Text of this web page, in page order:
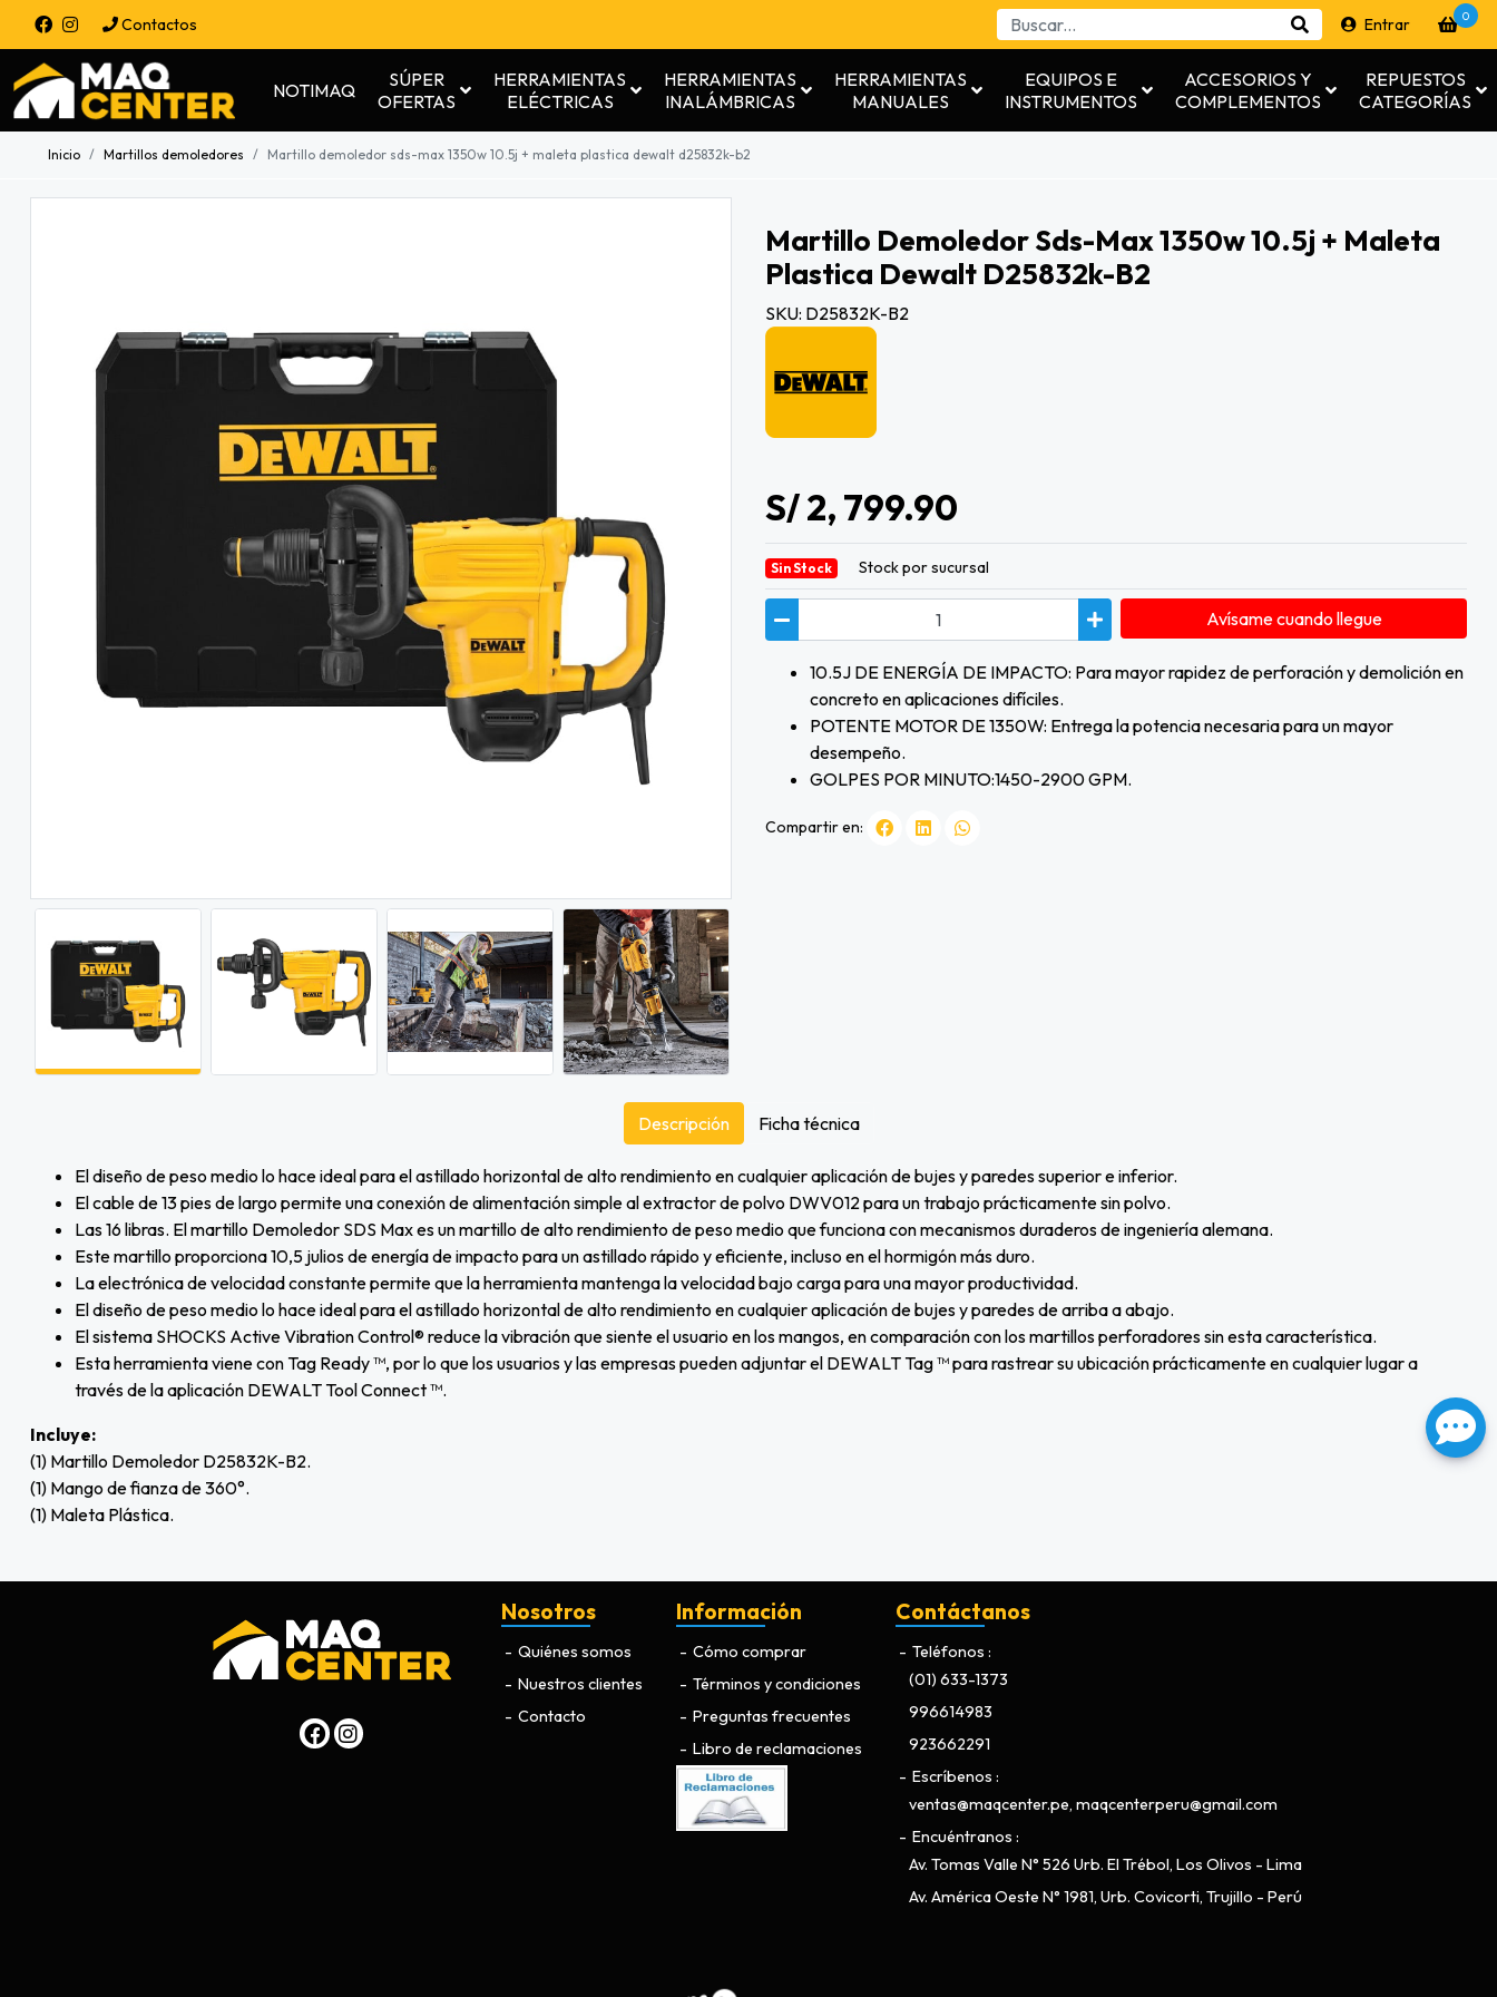
Contactos Entrar 0
NOTIMAQ
SÚPER
OFERTAS
HERRAMIENTAS
ELÉCTRICAS
HERRAMIENTAS
INALÁMBRICAS
HERRAMIENTAS
MANUALES
EQUIPOS E
INSTRUMENTOS
ACCESORIOS Y
COMPLEMENTOS
REPUESTOS
CATEGORÍAS
Inicio Martillos demoledores Martillo demoledor sds-max 1350w 10.5j + maleta plastica dewalt d25832k-b2
Martillo Demoledor Sds-Max 1350w 10.5j + Maleta
Plastica Dewalt D25832k-B2
SKU: D25832K-B2
S/ 2, 799.90
Sin Stock Stock por sucursal
Avísame cuando llegue
10.5J DE ENERGÍA DE IMPACTO: Para mayor rapidez de perforación y demolición en
concreto en aplicaciones difíciles.
POTENTE MOTOR DE 1350W: Entrega la potencia necesaria para un mayor
desempeño.
GOLPES POR MINUTO:1450-2900 GPM.
Compartir en:
El diseño de peso medio lo hace ideal para el astillado horizontal de alto rendimiento en cualquier aplicación de bujes y paredes superior e inferior.
El cable de 13 pies de largo permite una conexión de alimentación simple al extractor de polvo DWV012 para un trabajo prácticamente sin polvo.
Las 16 libras. El martillo Demoledor SDS Max es un martillo de alto rendimiento de peso medio que funciona con mecanismos duraderos de ingeniería alemana.
Este martillo proporciona 10,5 julios de energía de impacto para un astillado rápido y eficiente, incluso en el hormigón más duro.
La electrónica de velocidad constante permite que la herramienta mantenga la velocidad bajo carga para una mayor productividad.
El diseño de peso medio lo hace ideal para el astillado horizontal de alto rendimiento en cualquier aplicación de bujes y paredes de arriba a abajo.
El sistema SHOCKS Active Vibration Control® reduce la vibración que siente el usuario en los mangos, en comparación con los martillos perforadores sin esta característica.
Esta herramienta viene con Tag Ready ™, por lo que los usuarios y las empresas pueden adjuntar el DEWALT Tag ™ para rastrear su ubicación prácticamente en cualquier lugar a
través de la aplicación DEWALT Tool Connect ™.
Incluye:
(1) Martillo Demoledor D25832K-B2.
(1) Mango de fianza de 360°.
(1) Maleta Plástica.
Descripción Ficha técnica
Nosotros
Quiénes somos
Nuestros clientes
Contacto
Información
Cómo comprar
Términos y condiciones
Preguntas frecuentes
Libro de reclamaciones
Contáctanos
Teléfonos
(01) 633-1373
996614983
923662291
Escríbenos
ventas@maqcenter.pe, maqcenterperu@gmail.com
Encuéntranos
Av. Tomas Valle N° 526 Urb. El Trébol, Los Olivos - Lima
Av. América Oeste N° 1981, Urb. Covicorti, Trujillo - Perú